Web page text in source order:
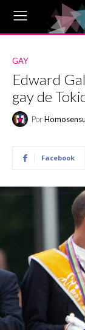
GAY
Edward
gay de
Por
Facebook